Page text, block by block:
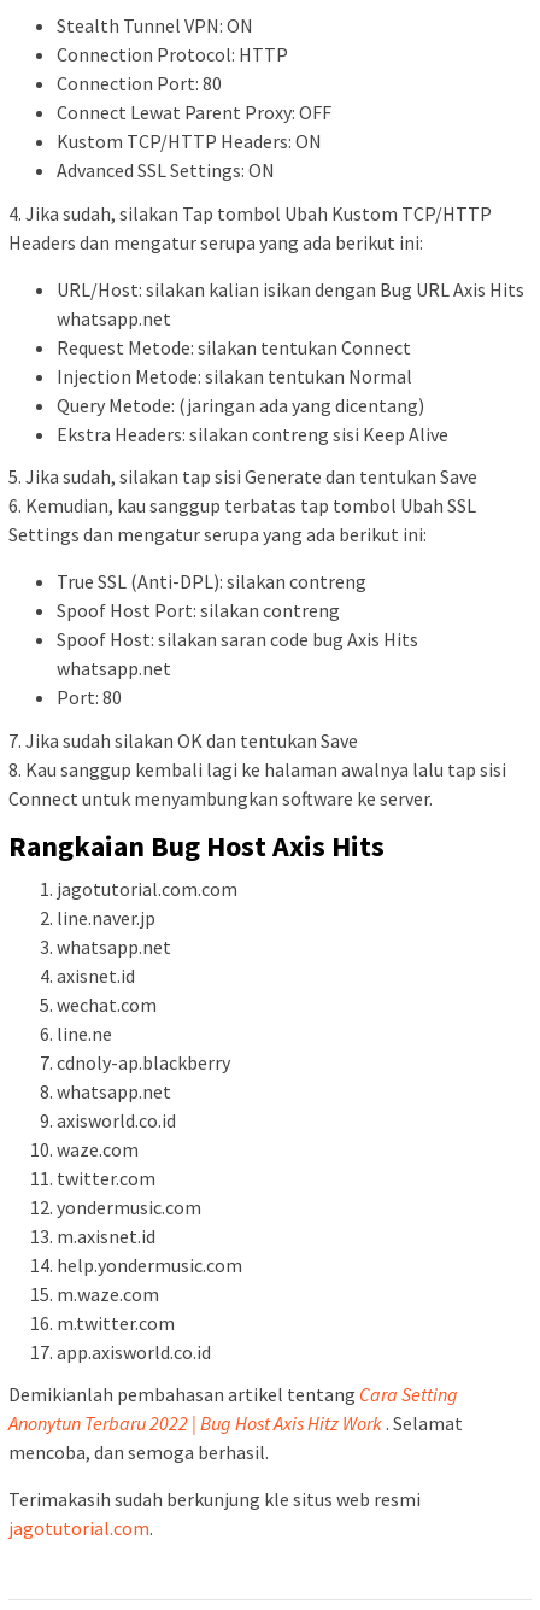
Stealth Tunnel VPN: ON
Connection Protocol: HTTP
Connection Port: 80
Connect Lewat Parent Proxy: OFF
Kustom TCP/HTTP Headers: ON
Advanced SSL Settings: ON
4. Jika sudah, silakan Tap tombol Ubah Kustom TCP/HTTP
Headers dan mengatur serupa yang ada berikut ini:
URL/Host: silakan kalian isikan dengan Bug URL Axis Hits
whatsapp.net
Request Metode: silakan tentukan Connect
Injection Metode: silakan tentukan Normal
Query Metode: (jaringan ada yang dicentang)
Ekstra Headers: silakan contreng sisi Keep Alive
5. Jika sudah, silakan tap sisi Generate dan tentukan Save
6. Kemudian, kau sanggup terbatas tap tombol Ubah SSL
Settings dan mengatur serupa yang ada berikut ini:
True SSL (Anti-DPL): silakan contreng
Spoof Host Port: silakan contreng
Spoof Host: silakan saran code bug Axis Hits
whatsapp.net
Port: 80
7. Jika sudah silakan OK dan tentukan Save
8. Kau sanggup kembali lagi ke halaman awalnya lalu tap sisi
Connect untuk menyambungkan software ke server.
Rangkaian Bug Host Axis Hits
jagotutorial.com.com
line.naver.jp
whatsapp.net
axisnet.id
wechat.com
line.ne
cdnoly-ap.blackberry
whatsapp.net
axisworld.co.id
waze.com
twitter.com
yondermusic.com
m.axisnet.id
help.yondermusic.com
m.waze.com
m.twitter.com
app.axisworld.co.id
Demikianlah pembahasan artikel tentang Cara Setting
Anonytun Terbaru 2022 | Bug Host Axis Hitz Work. Selamat
mencoba, dan semoga berhasil.
Terimakasih sudah berkunjung kle situs web resmi
jagotutorial.com.